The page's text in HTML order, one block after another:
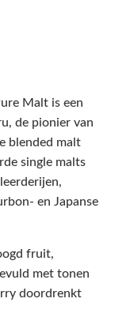
Malt is een
de pionier van
blended malt
single malts
en Japanse
fruit,
met tonen
doordrenkt